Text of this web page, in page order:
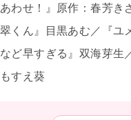
あわせ！』原作：春芳き
翠くん』目黒あむ／『ユ
など早すぎる』双海芽生
もすえ葵